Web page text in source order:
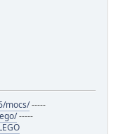
mocs/-----
-----